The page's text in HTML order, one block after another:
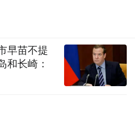
早苗不提
和长崎：